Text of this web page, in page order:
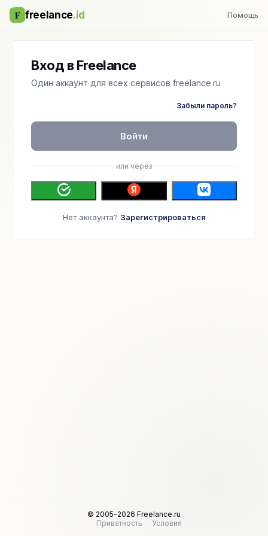
F freelance.id Помощь
Вход в Freelance
Один аккаунт для всех сервисов freelance.ru
Забыли пароль?
Войти
или через
Нет аккаунта? Зарегистрироваться
© 2005–2026 Freelance.ru
Приватность
Условия